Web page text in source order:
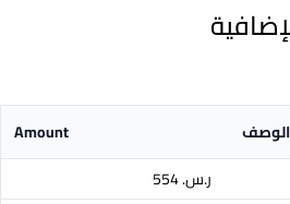
الوصف
Amount
ر.س.‏ 554